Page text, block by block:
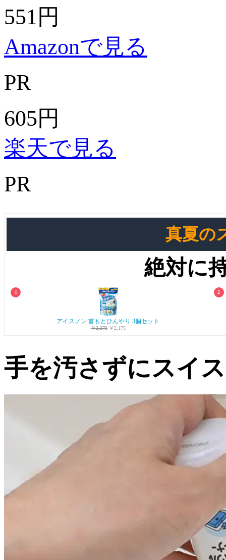
551円
Amazonで見る
PR
605円
楽天で見る
PR
真夏の
絶対に
アイスノン 首もとひんやり 3個セット
￥2,278￥2,175
手を汚さずにスイ